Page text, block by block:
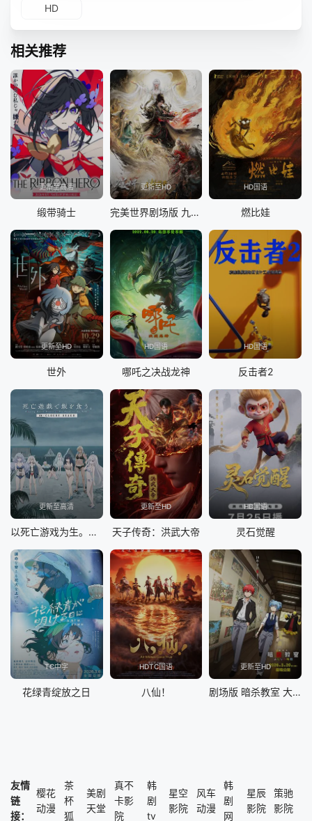
HD
相关推荐
更新至高清
缎带骑士
更新至HD
完美世界剧场版 九劫焚天
HD国语
燃比娃
更新至HD
世外
HD国语
哪吒之决战龙神
HD国语
反击者2
更新至高清
以死亡游戏为生。44:CLOUDY BEACH
更新至HD
天子传奇：洪武大帝
HD国语
灵石觉醒
TC中字
花绿青绽放之日
HDTC国语
八仙！
更新至HD
剧场版 暗杀教室 大家的时间
友情
链
接：
樱花
动漫
茶
杯
狐
美剧
天堂
真不
卡影
院
韩
剧
tv
星空
影院
风车
动漫
韩
剧
网
星辰
影院
策驰
影院